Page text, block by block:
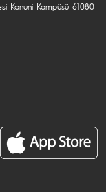
Kanuni Kampüsü 61080